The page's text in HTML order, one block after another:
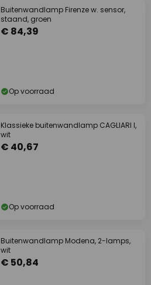
Buitenwandlamp Firenze w. sensor,
staand, groen
€ 84,39
Op voorraad
Klassieke buitenwandlamp CAGLIARI I,
wit
€ 40,67
Op voorraad
Buitenwandlamp Modena, 2-lamps,
wit
€ 50,84